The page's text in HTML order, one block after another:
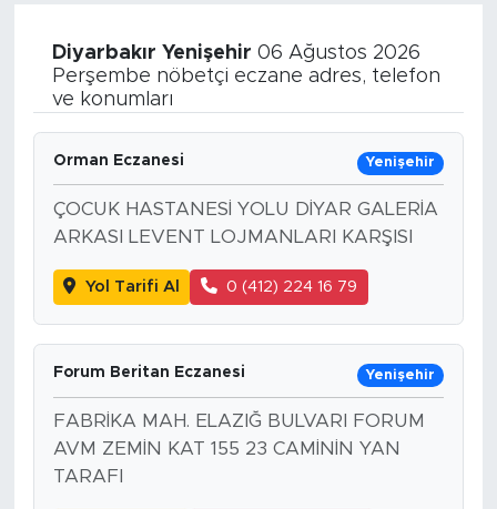
Diyarbakır Yenişehir 06 Ağustos 2026
Perşembe nöbetçi eczane adres, telefon
ve konumları
Orman Eczanesi Yenişehir
ÇOCUK HASTANESİ YOLU DİYAR GALERİA
ARKASI LEVENT LOJMANLARI KARŞISI
Yol Tarifi Al 0 (412) 224 16 79
Forum Beritan Eczanesi Yenişehir
FABRİKA MAH. ELAZIĞ BULVARI FORUM
AVM ZEMİN KAT 155 23 CAMİNİN YAN
TARAFI
Sanat
Bölge
Teknoloji
Magazin
Dünya